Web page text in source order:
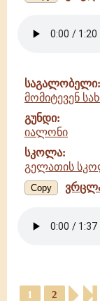
საგალობელი:
მომიტევენ
გუნდი:
იალონი
სკოლა:
გელათის
Copy
1 2